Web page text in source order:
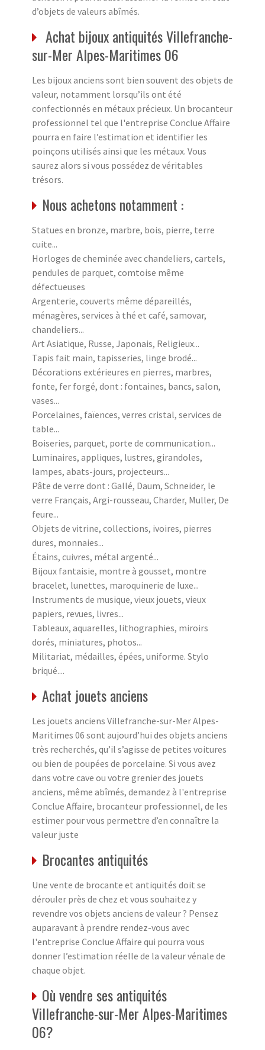
d’objets de valeurs abîmés.
Achat bijoux antiquités Villefranche-
sur-Mer Alpes-Maritimes 06
Les bijoux anciens sont bien souvent des objets de
valeur, notamment lorsqu’ils ont été
confectionnés en métaux précieux. Un brocanteur
professionnel tel que l'entreprise Conclue Affaire
pourra en faire l’estimation et identifier les
poinçons utilisés ainsi que les métaux. Vous
saurez alors si vous possédez de véritables
trésors.
Nous achetons notamment :
Statues en bronze, marbre, bois, pierre, terre
cuite...
Horloges de cheminée avec chandeliers, cartels,
pendules de parquet, comtoise même
défectueuses
Argenterie, couverts même dépareillés,
ménagères, services à thé et café, samovar,
chandeliers...
Art Asiatique, Russe, Japonais, Religieux...
Tapis fait main, tapisseries, linge brodé...
Décorations extérieures en pierres, marbres,
fonte, fer forgé, dont : fontaines, bancs, salon,
vases...
Porcelaines, faïences, verres cristal, services de
table...
Boiseries, parquet, porte de communication...
Luminaires, appliques, lustres, girandoles,
lampes, abats-jours, projecteurs...
Pâte de verre dont : Gallé, Daum, Schneider, le
verre Français, Argi-rousseau, Charder, Muller, De
feure...
Objets de vitrine, collections, ivoires, pierres
dures, monnaies...
Étains, cuivres, métal argenté...
Bijoux fantaisie, montre à gousset, montre
bracelet, lunettes, maroquinerie de luxe...
Instruments de musique, vieux jouets, vieux
papiers, revues, livres...
Tableaux, aquarelles, lithographies, miroirs
dorés, miniatures, photos...
Militariat, médailles, épées, uniforme. Stylo
briqué....
Achat jouets anciens
Les jouets anciens Villefranche-sur-Mer Alpes-
Maritimes 06 sont aujourd’hui des objets anciens
très recherchés, qu’il s’agisse de petites voitures
ou bien de poupées de porcelaine. Si vous avez
dans votre cave ou votre grenier des jouets
anciens, même abîmés, demandez à l'entreprise
Conclue Affaire, brocanteur professionnel, de les
estimer pour vous permettre d’en connaître la
valeur juste
Brocantes antiquités
Une vente de brocante et antiquités doit se
dérouler près de chez et vous souhaitez y
revendre vos objets anciens de valeur ? Pensez
auparavant à prendre rendez-vous avec
l'entreprise Conclue Affaire qui pourra vous
donner l’estimation réelle de la valeur vénale de
chaque objet.
Où vendre ses antiquités
Villefranche-sur-Mer Alpes-Maritimes
06?